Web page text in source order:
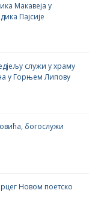
Макавеја у
Пајсије
служи у храму
у Горњем Липову
богослужи
Новом поетско